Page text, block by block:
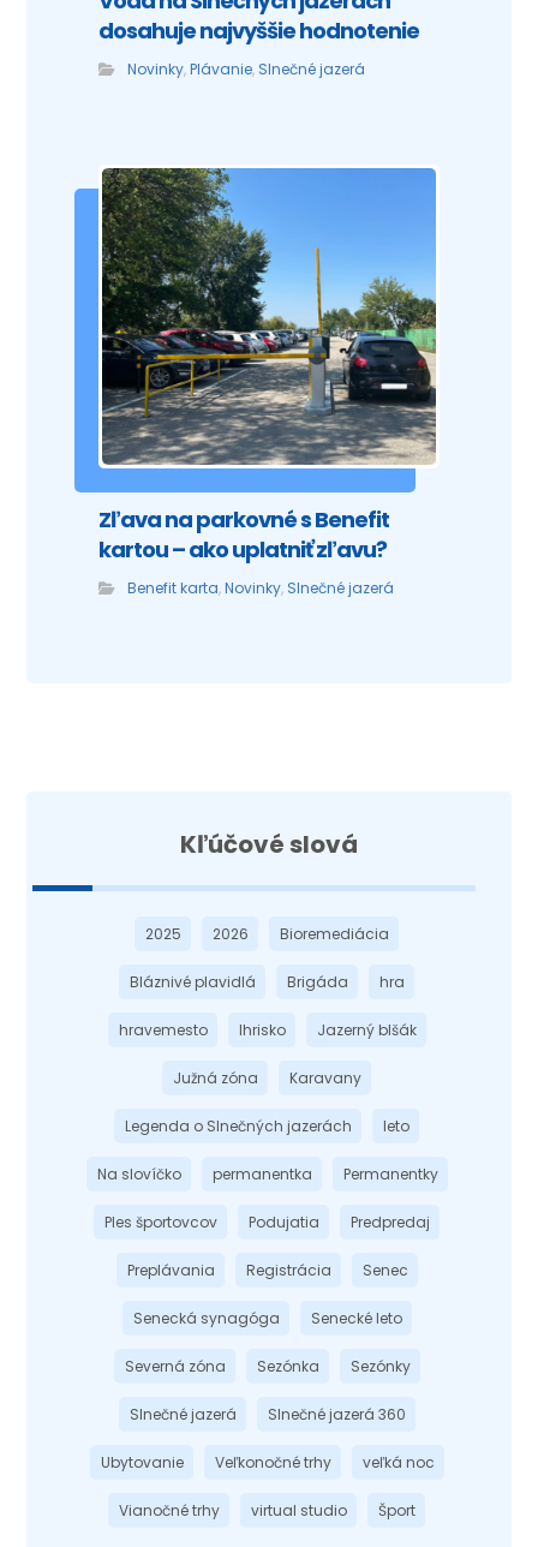
dosahuje najvyššie hodnotenie
Novinky,Plávanie, Slnečné jazerá
Zľava na parkovné s Benefit
kartou – ako uplatniť zľavu?
Benefit karta,Novinky, Slnečné jazerá
Kľúčové slová
2025 2026 Bioremediácia
Bláznivé plavidlá Brigáda hra
hravemesto Ihrisko Jazerný blšák
Južná zóna Karavany
Legenda o Slnečných jazerách leto
Na slovíčko permanentka Permanentky
Ples športovcov Podujatia Predpredaj
Preplávania Registrácia Senec
Senecká synagóga Senecké leto
Severná zóna Sezónka Sezónky
Slnečné jazerá Slnečné jazerá 360
Ubytovanie Veľkonočné trhy veľká noc
Vianočné trhy virtual studio Šport